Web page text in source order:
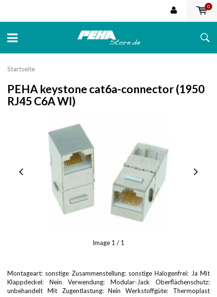
0
Startseite
PEHA keystone cat6a-connector (1950
RJ45 C6A WI)
Image 1 / 1
Montageart: sonstige Zusammenstellung: sonstige Halogenfrei: Ja Mit
Klappdeckel: Nein Verwendung: Modular-Jack Oberflächenschutz:
unbehandelt Mit Zugentlastung: Nein Werkstoffgüte: Thermoplast